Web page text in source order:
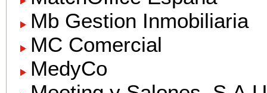
Mb Gestion Inmobiliaria
MC Comercial
MedyCo